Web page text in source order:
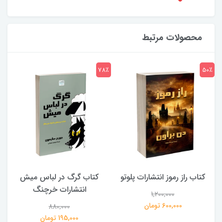
محصولات مرتبط
کتاب راز رموز انتشارات پلوتو
1,200,000
600,000 تومان
50٪
کتاب گرگ در لباس میش
انتشارات خرچنگ
880,000
195,000 تومان
78٪